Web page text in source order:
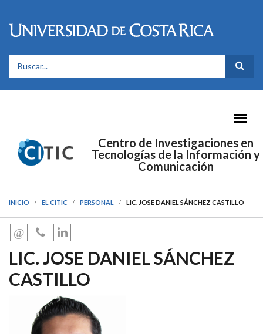
FORMULARIO DE BÚSQUEDA
Centro de Investigaciones en
Tecnologías de la Información y
Comunicación
INICIO EL CITIC PERSONAL LIC. JOSE DANIEL SÁNCHEZ CASTILLO
LIC. JOSE DANIEL SÁNCHEZ
CASTILLO